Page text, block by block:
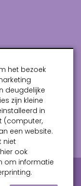
voorwaarden
het bezoek
deugdelijke
zijn kleine
in
(computer,
een website.
niet
ook
om informatie